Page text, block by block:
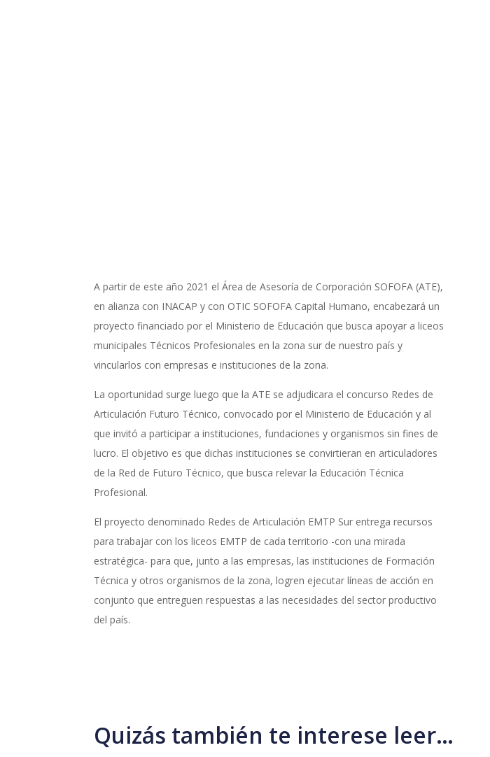
A partir de este año 2021 el Área de Asesoría de Corporación SOFOFA (ATE),
en alianza con INACAP y con OTIC SOFOFA Capital Humano, encabezará un
proyecto financiado por el Ministerio de Educación que busca apoyar a liceos
municipales Técnicos Profesionales en la zona sur de nuestro país y
vincularlos con empresas e instituciones de la zona.
La oportunidad surge luego que la ATE se adjudicara el concurso Redes de
Articulación Futuro Técnico, convocado por el Ministerio de Educación y al
que invitó a participar a instituciones, fundaciones y organismos sin fines de
lucro. El objetivo es que dichas instituciones se convirtieran en articuladores
de la Red de Futuro Técnico, que busca relevar la Educación Técnica
Profesional.
El proyecto denominado Redes de Articulación EMTP Sur entrega recursos
para trabajar con los liceos EMTP de cada territorio -con una mirada
estratégica- para que, junto a las empresas, las instituciones de Formación
Técnica y otros organismos de la zona, logren ejecutar líneas de acción en
conjunto que entreguen respuestas a las necesidades del sector productivo
del país.
Quizás también te interese leer…